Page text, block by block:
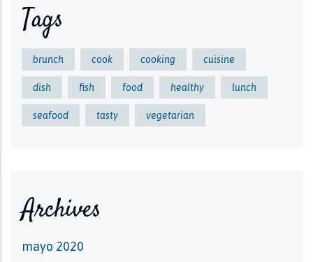
Tags
brunch cook cooking cuisine
dish fish food healthy lunch
seafood tasty vegetarian
Archives
mayo 2020